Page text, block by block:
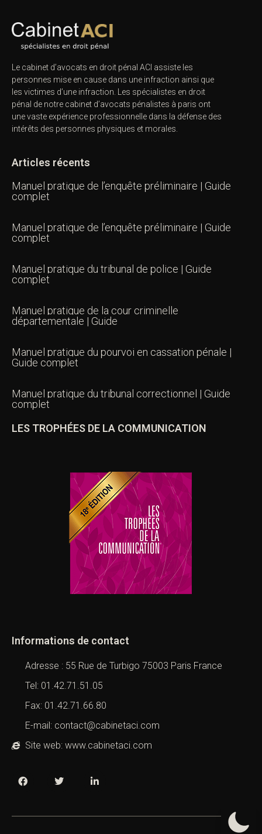
Le cabinet d’avocats en droit pénal ACI assiste les
personnes mise en cause dans une infraction ainsi que
les victimes d’une infraction. Les spécialistes en droit
pénal de notre cabinet d’avocats pénalistes à paris ont
une vaste expérience professionnelle dans la défense des
intérêts des personnes physiques et morales.
Articles récents
Manuel pratique de l’enquête préliminaire | Guide
complet
Manuel pratique de l’enquête préliminaire | Guide
complet
Manuel pratique du tribunal de police | Guide
complet
Manuel pratique de la cour criminelle
départementale | Guide
Manuel pratique du pourvoi en cassation pénale |
Guide complet
Manuel pratique du tribunal correctionnel | Guide
complet
LES TROPHÉES DE LA COMMUNICATION
Informations de contact
Adresse : 55 Rue de Turbigo 75003 Paris France
Tel: 01.42.71.51.05
Fax: 01.42.71.66.80
E-mail: contact@cabinetaci.com
Site web: www.cabinetaci.com